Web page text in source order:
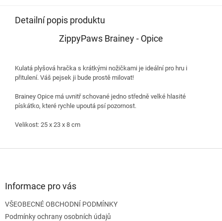
Detailní popis produktu
ZippyPaws Brainey - Opice
Kulatá plyšová hračka s krátkými nožičkami je ideální pro hru i
přitulení. Váš pejsek ji bude prostě milovat!
Brainey Opice má uvnitř schované jedno středně velké hlasité
pískátko, které rychle upoutá psí pozornost.
Velikost: 25 x 23 x 8 cm
Informace pro vás
VŠEOBECNÉ OBCHODNÍ PODMÍNKY
Podmínky ochrany osobních údajů